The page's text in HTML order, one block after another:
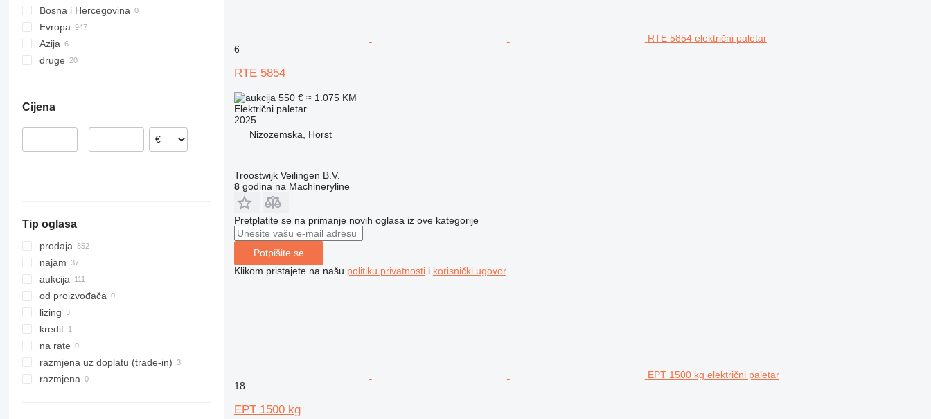
SXH
Bosna i Hercegovina
Evropa
Nizozemska
Rumunija
Danska
Azija
Azerbejdžan
druge
Cijena
–
Tip oglasa
prodaja
najam
aukcija
od proizvođača
lizing
kredit
na rate
razmjena uz doplatu (trade-in)
razmjena
RTE 5854 električni paletar
6
RTE 5854
550 € ≈ 1.075 KM
Električni paletar
2025
Nizozemska, Horst
Troostwijk Veilingen B.V.
8godina na Machineryline
Pretplatite se na primanje novih oglasa iz ove kategorije
Potpišite se
Klikom pristajete na našu politiku privatnostii korisnički ugovor.
EPT 1500 kg električni paletar
18
EPT 1500 kg